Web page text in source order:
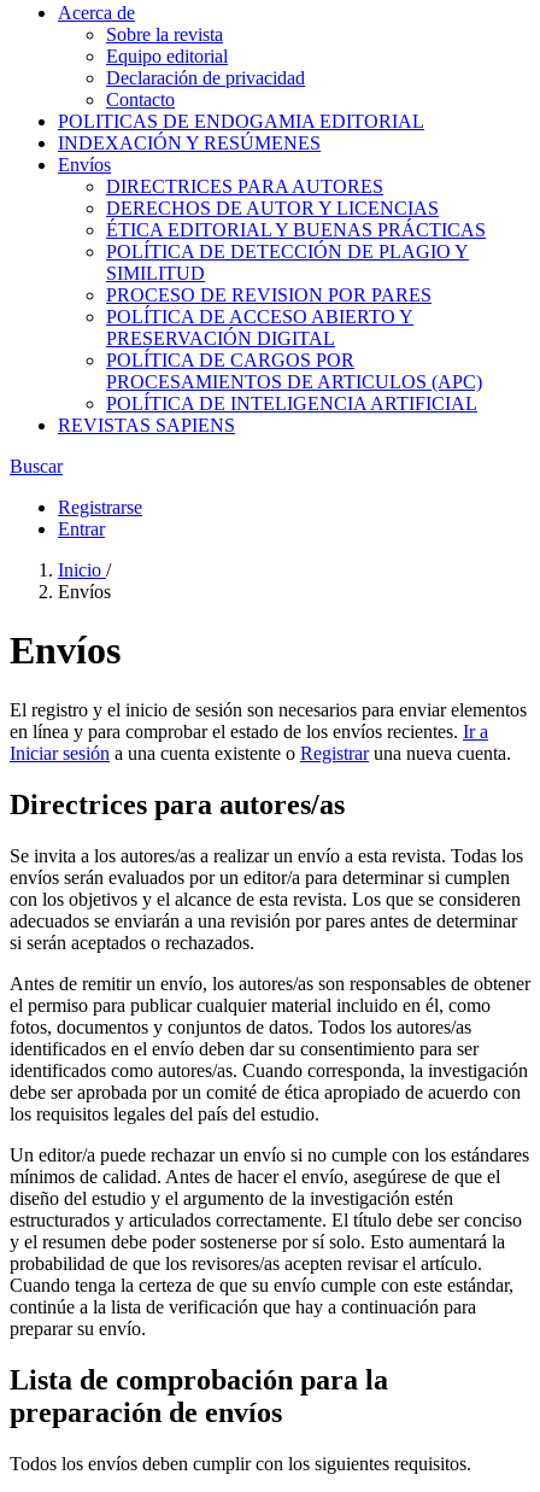
Acerca de
Sobre la revista
Equipo editorial
Declaración de privacidad
Contacto
POLITICAS DE ENDOGAMIA EDITORIAL
INDEXACIÓN Y RESÚMENES
Envíos
DIRECTRICES PARA AUTORES
DERECHOS DE AUTOR Y LICENCIAS
ÉTICA EDITORIAL Y BUENAS PRÁCTICAS
POLÍTICA DE DETECCIÓN DE PLAGIO Y
SIMILITUD
PROCESO DE REVISION POR PARES
POLÍTICA DE ACCESO ABIERTO Y
PRESERVACIÓN DIGITAL
POLÍTICA DE CARGOS POR
PROCESAMIENTOS DE ARTICULOS (APC)
POLÍTICA DE INTELIGENCIA ARTIFICIAL
REVISTAS SAPIENS
Buscar
Registrarse
Entrar
Inicio /
Envíos
Envíos
El registro y el inicio de sesión son necesarios para enviar elementos
en línea y para comprobar el estado de los envíos recientes. Ir a
Iniciar sesión a una cuenta existente o Registraruna nueva cuenta.
Directrices para autores/as
Se invita a los autores/as a realizar un envío a esta revista. Todas los
envíos serán evaluados por un editor/a para determinar si cumplen
con los objetivos y el alcance de esta revista. Los que se consideren
adecuados se enviarán a una revisión por pares antes de determinar
si serán aceptados o rechazados.
Antes de remitir un envío, los autores/as son responsables de obtener
el permiso para publicar cualquier material incluido en él, como
fotos, documentos y conjuntos de datos. Todos los autores/as
identificados en el envío deben dar su consentimiento para ser
identificados como autores/as. Cuando corresponda, la investigación
debe ser aprobada por un comité de ética apropiado de acuerdo con
los requisitos legales del país del estudio.
Un editor/a puede rechazar un envío si no cumple con los estándares
mínimos de calidad. Antes de hacer el envío, asegúrese de que el
diseño del estudio y el argumento de la investigación estén
estructurados y articulados correctamente. El título debe ser conciso
y el resumen debe poder sostenerse por sí solo. Esto aumentará la
probabilidad de que los revisores/as acepten revisar el artículo.
Cuando tenga la certeza de que su envío cumple con este estándar,
continúe a la lista de verificación que hay a continuación para
preparar su envío.
Lista de comprobación para la
preparación de envíos
Todos los envíos deben cumplir con los siguientes requisitos.